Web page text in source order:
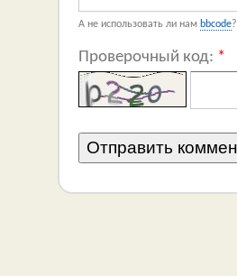
А не использовать ли нам bbcode?
Проверочный код: *